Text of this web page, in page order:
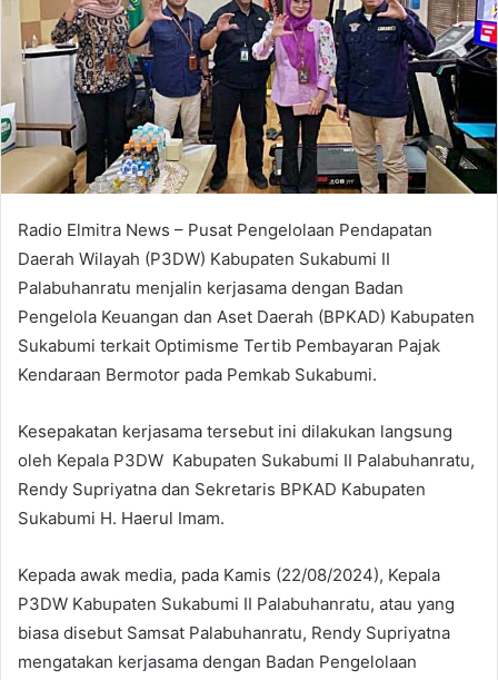
Radio Elmitra News – Pusat Pengelolaan Pendapatan
Daerah Wilayah (P3DW) Kabupaten Sukabumi II
Palabuhanratu menjalin kerjasama dengan Badan
Pengelola Keuangan dan Aset Daerah (BPKAD) Kabupaten
Sukabumi terkait Optimisme Tertib Pembayaran Pajak
Kendaraan Bermotor pada Pemkab Sukabumi.
Kesepakatan kerjasama tersebut ini dilakukan langsung
oleh Kepala P3DW Kabupaten Sukabumi II Palabuhanratu,
Rendy Supriyatna dan Sekretaris BPKAD Kabupaten
Sukabumi H. Haerul Imam.
Kepada awak media, pada Kamis (22/08/2024), Kepala
P3DW Kabupaten Sukabumi II Palabuhanratu, atau yang
biasa disebut Samsat Palabuhanratu, Rendy Supriyatna
mengatakan kerjasama dengan Badan Pengelolaan